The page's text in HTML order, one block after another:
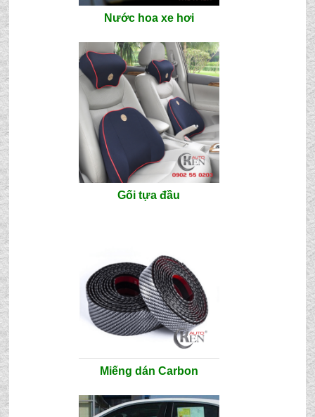
Nước hoa xe hơi
Gối tựa đầu
Miếng dán Carbon